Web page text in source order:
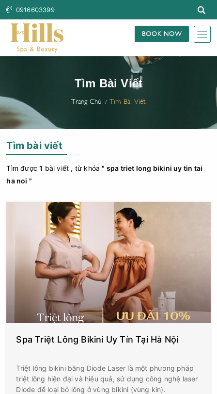
0916603399
BOOK NOW
Tìm Bài Viết
Trang Chủ Tìm Bài Viết
Tìm bài viết
Tìm được1 bài viết , từ khóa" spa triet long bikini uy tin tai
ha noi "
Spa Triệt Lông Bikini Uy Tín Tại Hà Nội
Triệt lông bikini bằng Diode Laser là một phương pháp
triệt lông hiện đại và hiệu quả, sử dụng công nghệ laser
Diode để loại bỏ lông ở vùng bikini (vùng kín).